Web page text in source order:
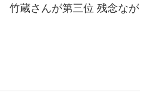
竹蔵さんが第三位 残念なが